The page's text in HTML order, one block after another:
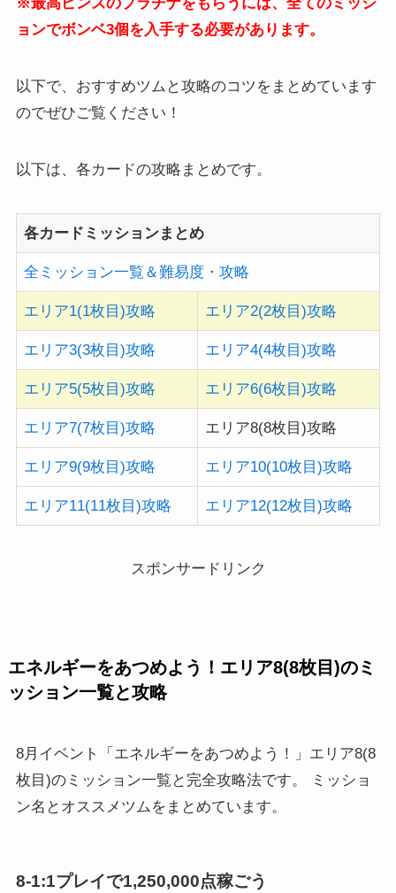
ョンでボンベ3個を入手する必要があります。
以下で、おすすめツムと攻略のコツをまとめています
のでぜひご覧ください！
以下は、各カードの攻略まとめです。
各カードミッションまとめ
全ミッション一覧＆難易度・攻略
エリア1(1枚目)攻略 エリア2(2枚目)攻略
エリア3(3枚目)攻略 エリア4(4枚目)攻略
エリア5(5枚目)攻略 エリア6(6枚目)攻略
エリア7(7枚目)攻略 エリア8(8枚目)攻略
エリア9(9枚目)攻略 エリア10(10枚目)攻略
エリア11(11枚目)攻略 エリア12(12枚目)攻略
スポンサードリンク
エネルギーをあつめよう！エリア8(8枚目)のミ
ッション一覧と攻略
8月イベント「エネルギーをあつめよう！」エリア8(8
枚目)のミッション一覧と完全攻略法です。 ミッショ
ン名とオススメツムをまとめています。
8-1:1プレイで1,250,000点稼ごう